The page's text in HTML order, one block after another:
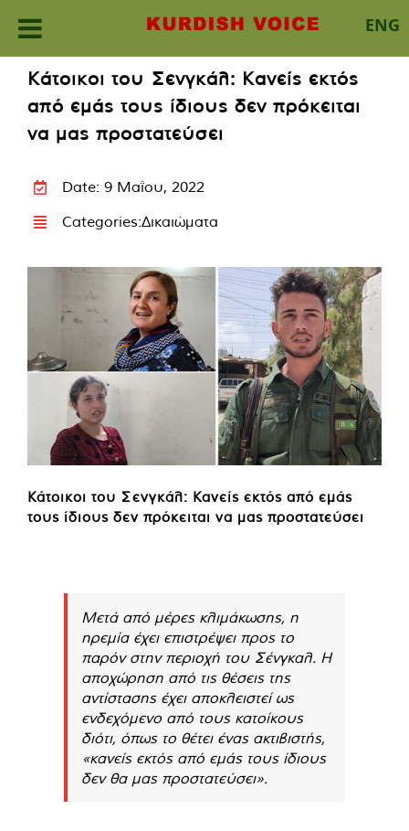
ENG
content
Κάτοικοι του Σενγκάλ: Κανείς εκτός
από εμάς τους ίδιους δεν πρόκειται
να μας προστατεύσει
Date: 9 Μαΐου, 2022
Categories:Δικαιώματα
Κάτοικοι του Σενγκάλ: Κανείς εκτός από εμάς
τους ίδιους δεν πρόκειται να μας προστατεύσει
Μετά από μέρες κλιμάκωσης, η
ηρεμία έχει επιστρέψει προς το
παρόν στην περιοχή του Σένγκαλ. Η
αποχώρηση από τις θέσεις της
αντίστασης έχει αποκλειστεί ως
ενδεχόμενο από τους κατοίκους
διότι, όπως το θέτει ένας ακτιβιστής,
«κανείς εκτός από εμάς τους ίδιους
δεν θα μας προστατεύσει».